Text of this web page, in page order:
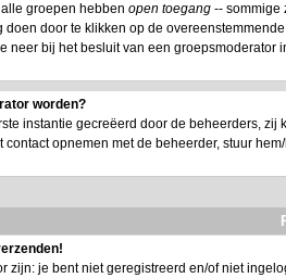
groepen hebben open toegang -- sommige
doen door te klikken op de
neer bij het besluit van een
worden?
instantie gecreëerd door de beheerders,
opnemen met de beheerder, stuur
zijn: je bent niet geregistreerd en/of niet